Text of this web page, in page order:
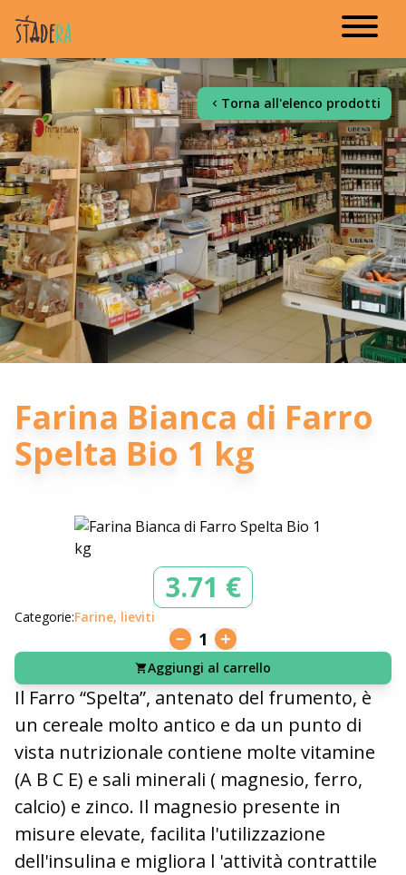
Torna all'elenco prodotti
Farina Bianca di Farro
Spelta Bio 1 kg
3.71 €
Categorie:Farine, lieviti
1
Aggiungi al carrello
Il Farro “Spelta”, antenato del frumento, è
un cereale molto antico e da un punto di
vista nutrizionale contiene molte vitamine
(A B C E) e sali minerali ( magnesio, ferro,
calcio) e zinco. Il magnesio presente in
misure elevate, facilita l'utilizzazione
dell'insulina e migliora l 'attività contrattile